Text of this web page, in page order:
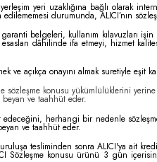
yeri uzaklığına bağlı olarak
durumunda, ALICI’nın
belgeleri, kullanım kılavuzları
dâhilinde ifa etmeyi, hizmet
açıkça onayını almak suretiyle eşit
sözleşme konusu yükümlülüklerini
ve taahhüt eder.
herhangi bir nedenle
ve taahhüt eder.
tesliminden sonra ALICI'ya ait
konusu ürünü 3 gün